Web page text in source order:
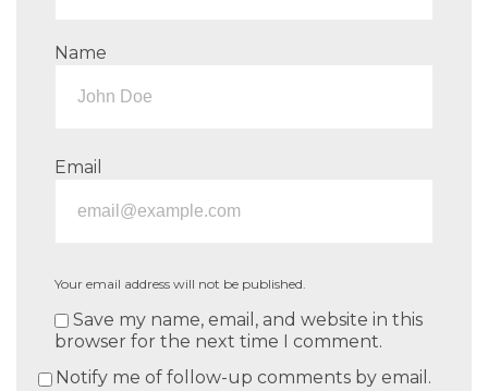
Name
Email
Your email address will not be published.
Save my name, email, and website in this
browser for the next time I comment.
Notify me of follow-up comments by email.